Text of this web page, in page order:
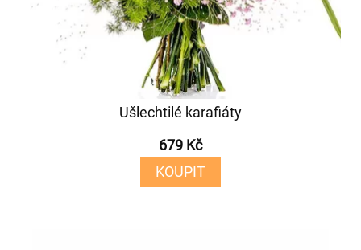
Ušlechtilé karafiáty
679 Kč
KOUPIT